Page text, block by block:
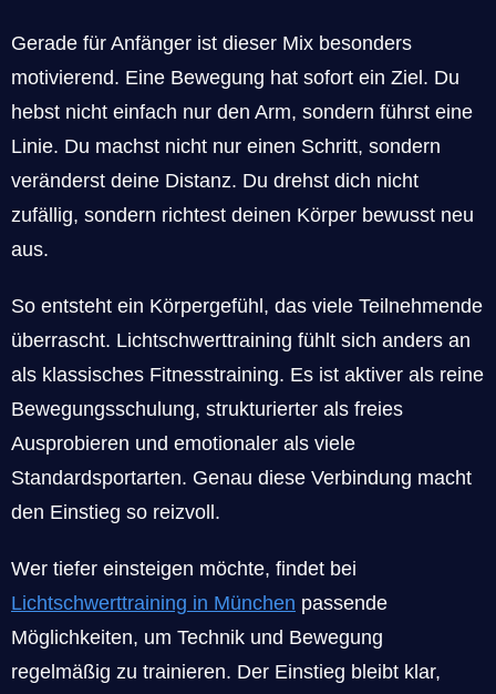
Gerade für Anfänger ist dieser Mix besonders
motivierend. Eine Bewegung hat sofort ein Ziel. Du
hebst nicht einfach nur den Arm, sondern führst eine
Linie. Du machst nicht nur einen Schritt, sondern
veränderst deine Distanz. Du drehst dich nicht
zufällig, sondern richtest deinen Körper bewusst neu
aus.
So entsteht ein Körpergefühl, das viele Teilnehmende
überrascht. Lichtschwerttraining fühlt sich anders an
als klassisches Fitnesstraining. Es ist aktiver als reine
Bewegungsschulung, strukturierter als freies
Ausprobieren und emotionaler als viele
Standardsportarten. Genau diese Verbindung macht
den Einstieg so reizvoll.
Wer tiefer einsteigen möchte, findet bei
Lichtschwerttraining in München passende
Möglichkeiten, um Technik und Bewegung
regelmäßig zu trainieren. Der Einstieg bleibt klar,